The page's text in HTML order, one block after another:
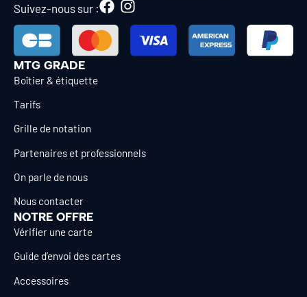
Suivez-nous sur :
MTG GRADE
Boîtier & étiquette
Tarifs
Grille de notation
Partenaires et professionnels
On parle de nous
Nous contacter
NOTRE OFFRE
Vérifier une carte
Guide d’envoi des cartes
Accessoires